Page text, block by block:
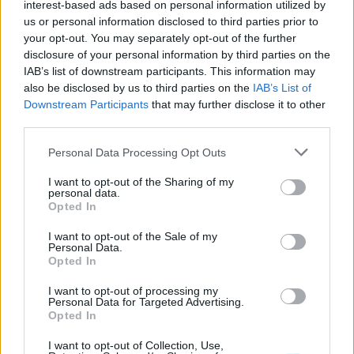
interest-based ads based on personal information utilized by
us or personal information disclosed to third parties prior to
your opt-out. You may separately opt-out of the further
disclosure of your personal information by third parties on the
IAB’s list of downstream participants. This information may
also be disclosed by us to third parties on the IAB’s List of
Downstream Participants that may further disclose it to other
Personal Data Processing Opt Outs
I want to opt-out of the Sharing of my
personal data.
Opted In
I want to opt-out of the Sale of my
Personal Data.
Opted In
I want to opt-out of processing my
Personal Data for Targeted Advertising.
Opted In
I want to opt-out of Collection, Use,
sarebbe costretto a valutare alternative. Fino a quel
momento, però, la sua posizione resta ferma: nessuna
apertura alla Juventus e piena volontà di continuare a vestire
la maglia del Real Madrid.
VAI ALLA VERSIONE CLASSICA